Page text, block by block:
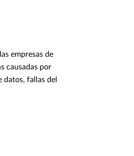
empresas de
causadas por
datos, fallas del